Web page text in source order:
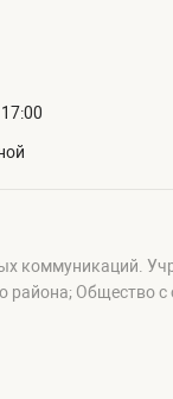
коммуникаций.
Общество с